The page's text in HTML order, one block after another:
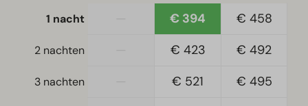
1 nacht
€ 394 € 458
2 nachten € 423 € 492
3 nachten € 521 € 495